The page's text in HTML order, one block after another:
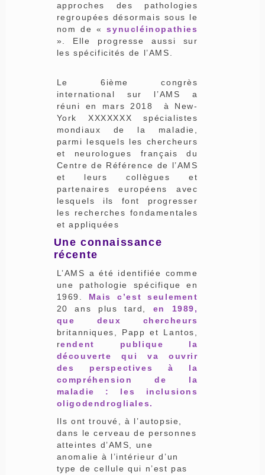
approches des pathologies
regroupées désormais sous le
nom de «synucléinopathies
». Elle progresse aussi sur
les spécificités de l’AMS.
Le 6ième congrès
international sur l’AMS a
réuni en mars 2018 à New-
York XXXXXXX spécialistes
mondiaux de la maladie,
parmi lesquels les chercheurs
et neurologues français du
Centre de Référence de l’AMS
et leurs collègues et
partenaires européens avec
lesquels ils font progresser
les recherches fondamentales
et appliquées
Une connaissance
récente
L’AMS a été identifiée comme
une pathologie spécifique en
1969. Mais c’est seulement
20 ans plus tard, en 1989,
que deux chercheurs
britanniques, Papp et Lantos,
rendent publique la
découverte qui va ouvrir
des perspectives à la
compréhension de la
maladie : les inclusions
oligodendrogliales.
Ils ont trouvé, à l’autopsie,
dans le cerveau de personnes
atteintes d’AMS, une
anomalie à l’intérieur d’un
type de cellule qui n’est pas